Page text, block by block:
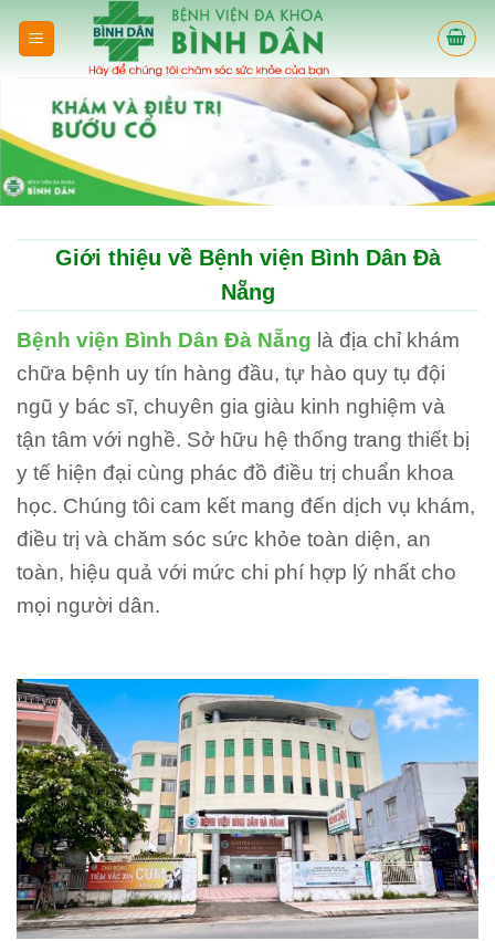
Giới thiệu về Bệnh viện Bình Dân Đà
Nẵng
Bệnh viện Bình Dân Đà Nẵng là địa chỉ khám
chữa bệnh uy tín hàng đầu, tự hào quy tụ đội
ngũ y bác sĩ, chuyên gia giàu kinh nghiệm và
tận tâm với nghề. Sở hữu hệ thống trang thiết bị
y tế hiện đại cùng phác đồ điều trị chuẩn khoa
học. Chúng tôi cam kết mang đến dịch vụ khám,
điều trị và chăm sóc sức khỏe toàn diện, an
toàn, hiệu quả với mức chi phí hợp lý nhất cho
mọi người dân.